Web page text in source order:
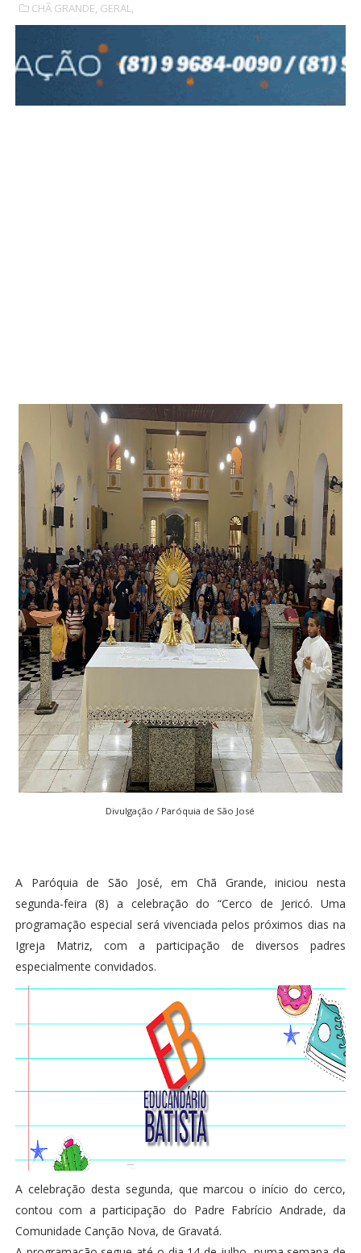
CHÃ GRANDE, GERAL,
Divulgação / Paróquia de São José
A Paróquia de São José, em Chã Grande, iniciou nesta
segunda-feira (8) a celebração do “Cerco de Jericó. Uma
programação especial será vivenciada pelos próximos dias na
Igreja Matriz, com a participação de diversos padres
especialmente convidados.
A celebração desta segunda, que marcou o início do cerco,
contou com a participação do Padre Fabrício Andrade, da
Comunidade Canção Nova, de Gravatá.